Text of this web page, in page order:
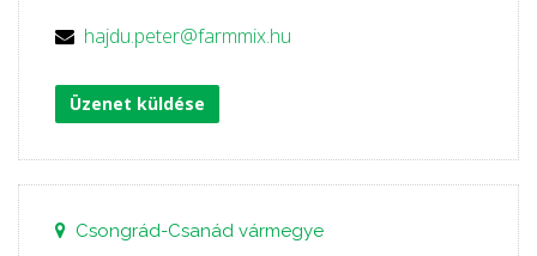
hajdu.peter@farmmix.hu
Üzenet küldése
Csongrád-Csanád vármegye